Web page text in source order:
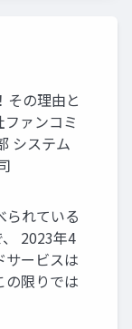
その理由と
ァンコミ
システム
られている
2023年4
サービスは
の限りでは